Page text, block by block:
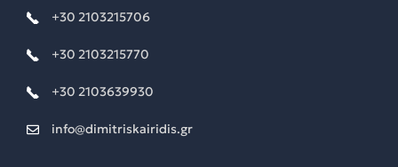
+30 2103215706
+30 2103215770
+30 2103639930
info@dimitriskairidis.gr